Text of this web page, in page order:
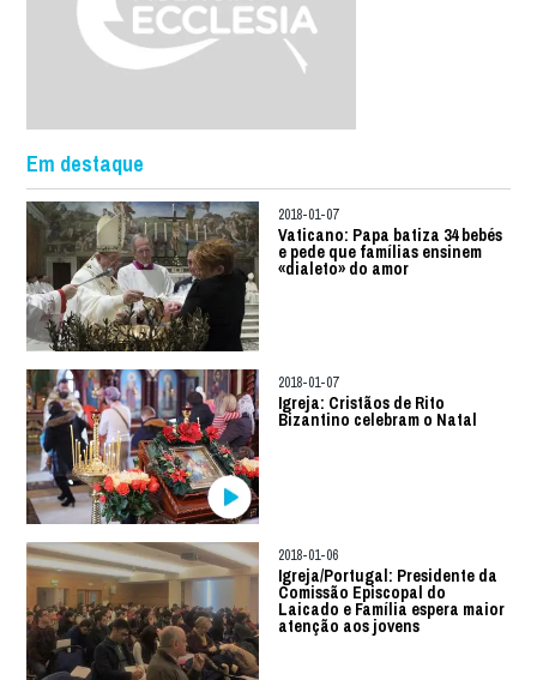
Em destaque
2018-01-07
Vaticano: Papa batiza 34 bebés
e pede que famílias ensinem
«dialeto» do amor
2018-01-07
Igreja: Cristãos de Rito
Bizantino celebram o Natal
2018-01-06
Igreja/Portugal: Presidente da
Comissão Episcopal do
Laicado e Família espera maior
atenção aos jovens